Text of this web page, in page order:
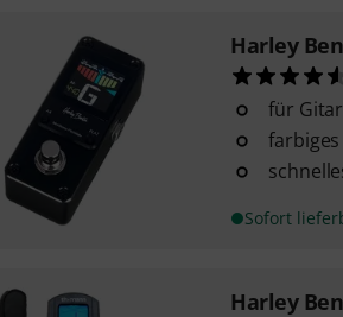
Harley
für
Sofort
Harley